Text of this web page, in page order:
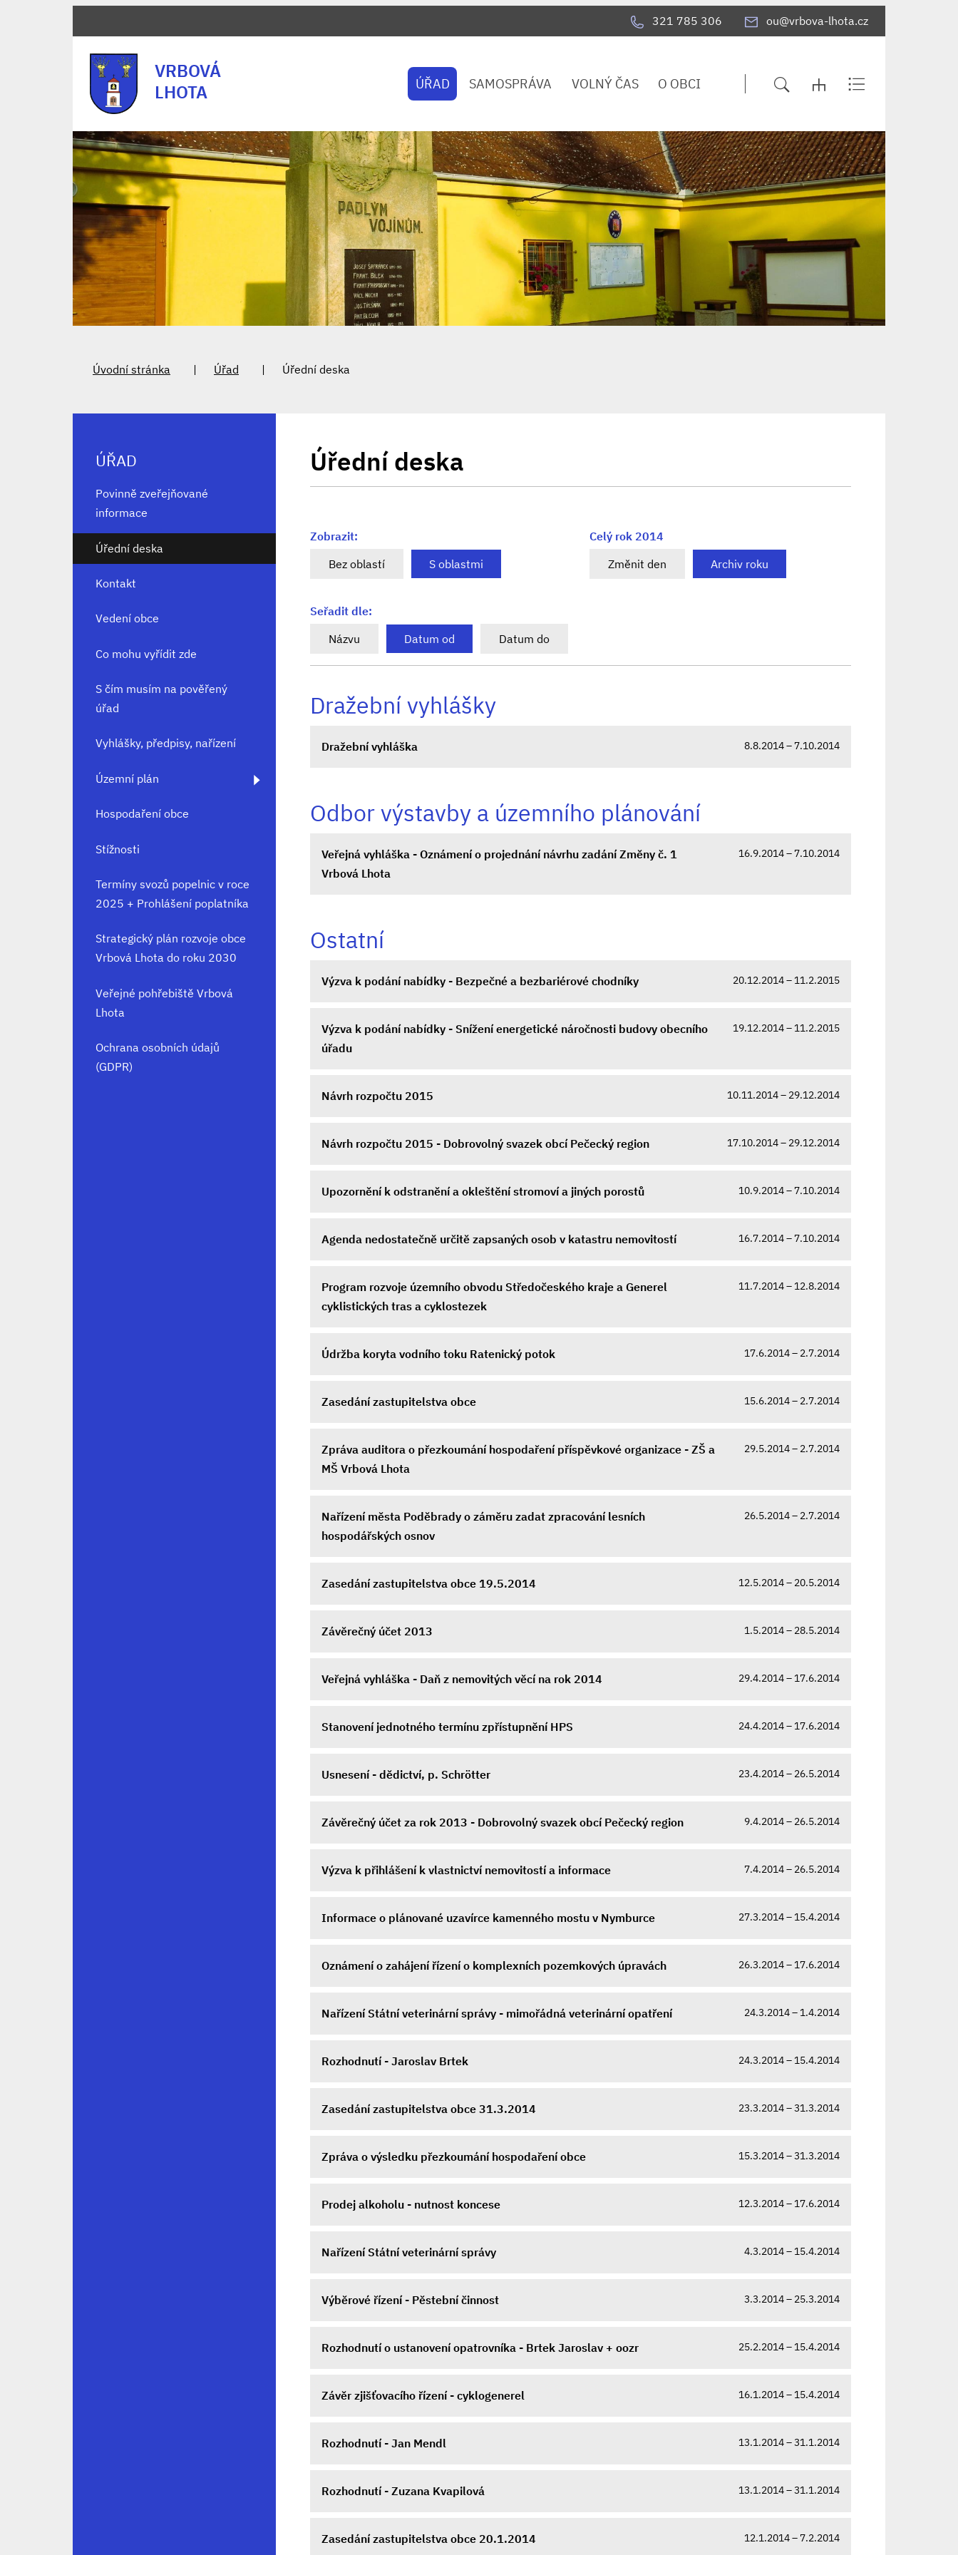
321 785 306 ou@vrbova-lhota.cz
VRBOVÁ
LHOTA
ÚŘAD SAMOSPRÁVA VOLNÝ ČAS O OBCI
Úvodní stránka Úřad Úřední deska
Úřední deska
Zobrazit:
Bez oblastí
S oblastmi
Celý rok 2014
Změnit den
Archiv roku
Seřadit dle:
Názvu
Datum od Datum do
Dražební vyhlášky
Dražební vyhláška 8.8.2014 – 7.10.2014
Odbor výstavby a územního plánování
Veřejná vyhláška - Oznámení o projednání návrhu zadání Změny č. 1
Vrbová Lhota
16.9.2014 – 7.10.2014
Ostatní
Výzva k podání nabídky - Bezpečné a bezbariérové chodníky 20.12.2014 – 11.2.2015
Výzva k podání nabídky - Snížení energetické náročnosti budovy obecního
úřadu
19.12.2014 – 11.2.2015
Návrh rozpočtu 2015 10.11.2014 – 29.12.2014
Návrh rozpočtu 2015 - Dobrovolný svazek obcí Pečecký region 17.10.2014 – 29.12.2014
Upozornění k odstranění a okleštění stromoví a jiných porostů 10.9.2014 – 7.10.2014
Agenda nedostatečně určitě zapsaných osob v katastru nemovitostí 16.7.2014 – 7.10.2014
Program rozvoje územního obvodu Středočeského kraje a Generel
cyklistických tras a cyklostezek
11.7.2014 – 12.8.2014
Údržba koryta vodního toku Ratenický potok 17.6.2014 – 2.7.2014
Zasedání zastupitelstva obce 15.6.2014 – 2.7.2014
Zpráva auditora o přezkoumání hospodaření příspěvkové organizace - ZŠ a
MŠ Vrbová Lhota
29.5.2014 – 2.7.2014
Nařízení města Poděbrady o záměru zadat zpracování lesních
hospodářských osnov
26.5.2014 – 2.7.2014
Zasedání zastupitelstva obce 19.5.2014 12.5.2014 – 20.5.2014
Závěrečný účet 2013 1.5.2014 – 28.5.2014
Veřejná vyhláška - Daň z nemovitých věcí na rok 2014 29.4.2014 – 17.6.2014
Stanovení jednotného termínu zpřístupnění HPS 24.4.2014 – 17.6.2014
Usnesení - dědictví, p. Schrötter 23.4.2014 – 26.5.2014
Závěrečný účet za rok 2013 - Dobrovolný svazek obcí Pečecký region 9.4.2014 – 26.5.2014
Výzva k přihlášení k vlastnictví nemovitostí a informace 7.4.2014 – 26.5.2014
Informace o plánované uzavírce kamenného mostu v Nymburce 27.3.2014 – 15.4.2014
Oznámení o zahájení řízení o komplexních pozemkových úpravách 26.3.2014 – 17.6.2014
Nařízení Státní veterinární správy - mimořádná veterinární opatření 24.3.2014 – 1.4.2014
Rozhodnutí - Jaroslav Brtek 24.3.2014 – 15.4.2014
Zasedání zastupitelstva obce 31.3.2014 23.3.2014 – 31.3.2014
Zpráva o výsledku přezkoumání hospodaření obce 15.3.2014 – 31.3.2014
Prodej alkoholu - nutnost koncese 12.3.2014 – 17.6.2014
Nařízení Státní veterinární správy 4.3.2014 – 15.4.2014
Výběrové řízení - Pěstební činnost 3.3.2014 – 25.3.2014
Rozhodnutí o ustanovení opatrovníka - Brtek Jaroslav + oozr 25.2.2014 – 15.4.2014
Závěr zjišťovacího řízení - cyklogenerel 16.1.2014 – 15.4.2014
Rozhodnutí - Jan Mendl 13.1.2014 – 31.1.2014
Rozhodnutí - Zuzana Kvapilová 13.1.2014 – 31.1.2014
Zasedání zastupitelstva obce 20.1.2014 12.1.2014 – 7.2.2014
ÚŘAD
Povinně zveřejňované
informace
Úřední deska
Kontakt
Vedení obce
Co mohu vyřídit zde
S čím musím na pověřený
úřad
Vyhlášky, předpisy, nařízení
Územní plán
Hospodaření obce
Stížnosti
Termíny svozů popelnic v roce
2025 + Prohlášení poplatníka
Strategický plán rozvoje obce
Vrbová Lhota do roku 2030
Veřejné pohřebiště Vrbová
Lhota
Ochrana osobních údajů
(GDPR)